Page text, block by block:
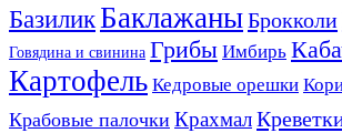
БазиликБаклажаныБрокколи
Говядина и свинина Грибы Имбирь
Картофель Кедровые орешки
Крабовые палочки Крахмал